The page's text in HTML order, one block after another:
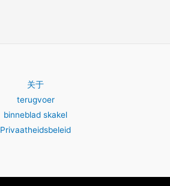
关于
terugvoer
binneblad skakel
Privaatheidsbeleid